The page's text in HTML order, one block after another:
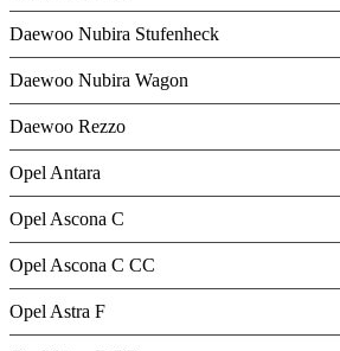
Daewoo Nubira Stufenheck
Daewoo Nubira Wagon
Daewoo Rezzo
Opel Antara
Opel Ascona C
Opel Ascona C CC
Opel Astra F